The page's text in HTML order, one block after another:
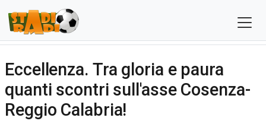
Eccellenza. Tra gloria e paura
quanti scontri sull'asse Cosenza-
Reggio Calabria!